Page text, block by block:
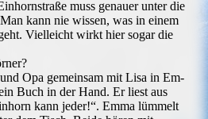
muss genauer unter die
kann nie wissen, was in einem
Vielleicht wirkt hier sogar die
Opa gemeinsam mit Lisa in Em-
Buch in der Hand. Er liest aus
kann jeder!“. Emma lümmelt